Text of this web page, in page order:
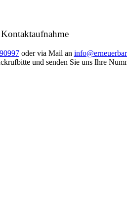
oder via Mail an
und senden Sie uns Ihre